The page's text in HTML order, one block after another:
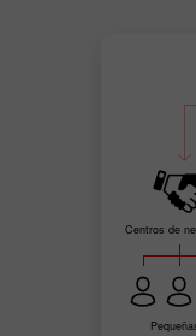
Centros de